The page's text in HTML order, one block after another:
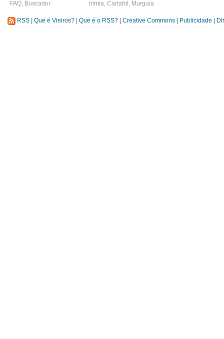
FAQ, Buscador Irimia, Cartafol , Murguía
RSS Que é Vieiros? Que é o RSS? Creative Commons Publicidade